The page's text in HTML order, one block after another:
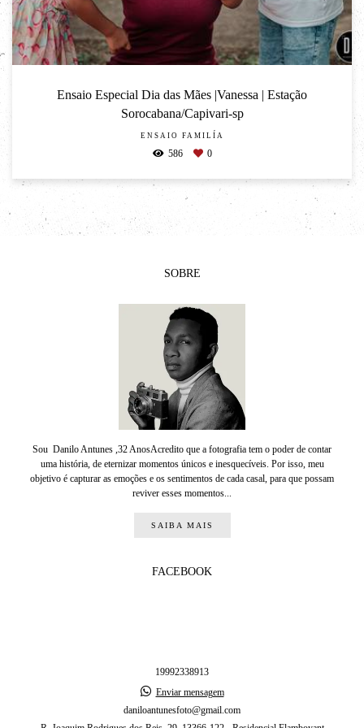
Ensaio Especial Dia das Mães |Vanessa | Estação
Sorocabana/Capivari-sp
ENSAIO FAMILÍA
586 0
SOBRE
Sou Danilo Antunes ,32 AnosAcredito que a fotografia tem o poder de contar
uma história, de eternizar momentos únicos e inesquecíveis. Por isso, meu
objetivo é capturar as emoções e os sentimentos de cada casal, para que possam
reviver esses momentos...
SAIBA MAIS
FACEBOOK
19992338913
Enviar mensagem
daniloantunesfoto@gmail.com